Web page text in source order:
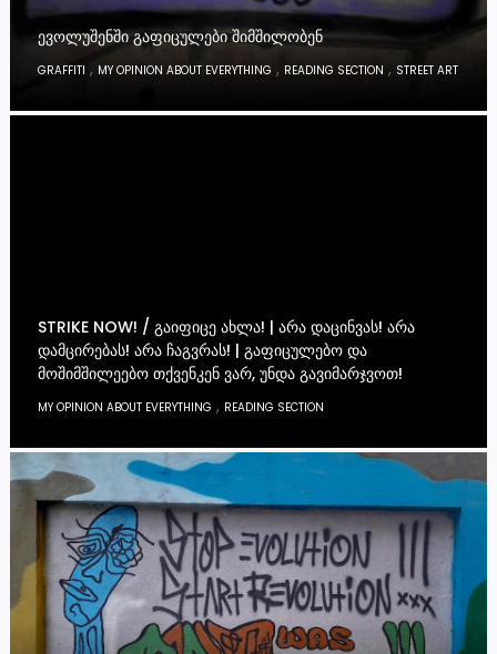
ᲔᲕᲝᲚᲣᲨᲔᲜᲨᲘ ᲒᲐᲤᲘᲪᲣᲚᲔᲑᲘ ᲨᲘᲛᲨᲘᲚᲝᲑᲔᲜ
GRAFFITI , MY OPINION ABOUT EVERYTHING , READING SECTION , STREET ART
STRIKE NOW! / ᲒᲐᲘᲤᲘᲪᲔ ᲐᲮᲚᲐ! | ᲐᲠᲐ ᲓᲐᲪᲘᲜᲕᲐᲡ! ᲐᲠᲐ
ᲓᲐᲛᲪᲘᲠᲔᲑᲐᲡ! ᲐᲠᲐ ᲩᲐᲒᲕᲠᲐᲡ! | ᲒᲐᲤᲘᲪᲣᲚᲔᲑᲝ ᲓᲐ
ᲛᲝᲨᲘᲛᲨᲘᲚᲔᲔᲑᲝ ᲗᲥᲕᲔᲜᲙᲔᲜ ᲕᲐᲠ, ᲣᲜᲓᲐ ᲒᲐᲕᲘᲛᲐᲠᲯᲕᲝᲗ!
MY OPINION ABOUT EVERYTHING , READING SECTION